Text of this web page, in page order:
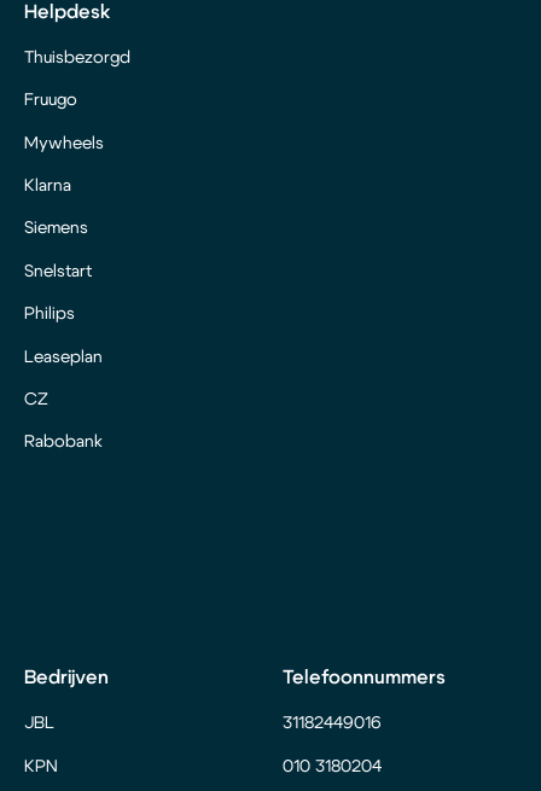
Helpdesk
Thuisbezorgd
Fruugo
Mywheels
Klarna
Siemens
Snelstart
Philips
Leaseplan
CZ
Rabobank
Bedrijven
JBL
KPN
Telefoonnummers
31182449016
010 3180204